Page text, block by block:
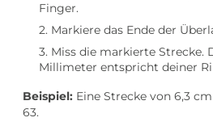
Finger.
Markiere das Ende der
Miss die markierte Strecke.
Millimeter entspricht deiner
Beispiel: Eine Strecke von 6,3
63.